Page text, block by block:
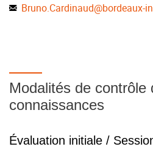
Bruno.Cardinaud@bordeaux-
Modalités de contrôle
connaissances
Évaluation initiale /